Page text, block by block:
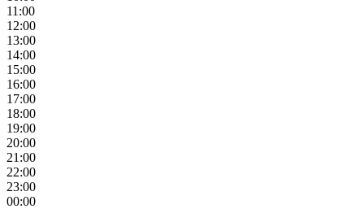
11:00
12:00
13:00
14:00
15:00
16:00
17:00
18:00
19:00
20:00
21:00
22:00
23:00
00:00